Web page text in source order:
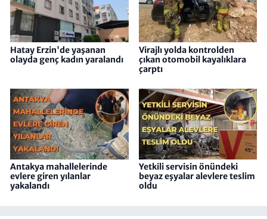
Hatay Erzin'de yaşanan
olayda genç kadın yaralandı
Virajlı yolda kontrolden
çıkan otomobil kayalıklara
çarptı
Antakya mahallelerinde
evlere giren yılanlar
yakalandı
Yetkili servisin önündeki
beyaz eşyalar alevlere teslim
oldu